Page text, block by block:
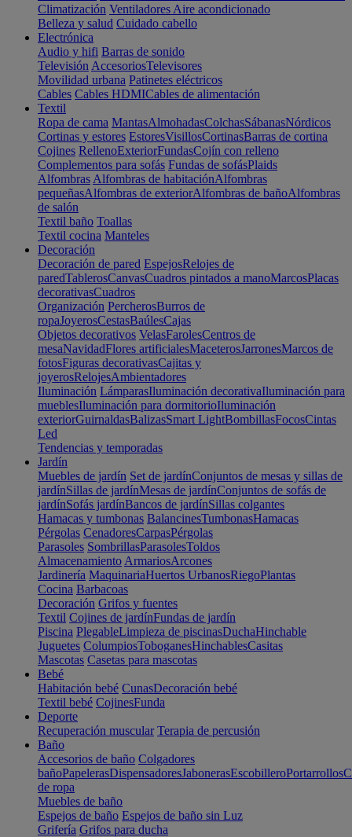
Climatización Ventiladores Aire acondicionado
Belleza y salud Cuidado cabello
Electrónica
Audio y hifi Barras de sonido
Televisión AccesoriosTelevisores
Movilidad urbana Patinetes eléctricos
Cables Cables HDMICables de alimentación
Textil
Ropa de cama MantasAlmohadasColchasSábanasNórdicos
Cortinas y estores EstoresVisillosCortinasBarras de cortina
Cojines RellenoExteriorFundasCojín con relleno
Complementos para sofás Fundas de sofásPlaids
Alfombras Alfombras de habitaciónAlfombras
pequeñasAlfombras de exteriorAlfombras de bañoAlfombras
de salón
Textil baño Toallas
Textil cocina Manteles
Decoración
Decoración de pared EspejosRelojes de
paredTablerosCanvasCuadros pintados a manoMarcosPlacas
decorativasCuadros
Organización PercherosBurros de
ropaJoyerosCestasBaúlesCajas
Objetos decorativos VelasFarolesCentros de
mesaNavidadFlores artificialesMaceterosJarronesMarcos de
fotosFiguras decorativasCajitas y
joyerosRelojesAmbientadores
Iluminación LámparasIluminación decorativaIluminación para
mueblesIluminación para dormitorioIluminación
exteriorGuirnaldasBalizasSmart LightBombillasFocosCintas
Led
Tendencias y temporadas
Jardín
Muebles de jardín Set de jardínConjuntos de mesas y sillas de
jardínSillas de jardínMesas de jardínConjuntos de sofás de
jardínSofás jardínBancos de jardínSillas colgantes
Hamacas y tumbonas BalancinesTumbonasHamacas
Pérgolas CenadoresCarpasPérgolas
Parasoles SombrillasParasolesToldos
Almacenamiento ArmariosArcones
Jardinería MaquinariaHuertos UrbanosRiegoPlantas
Cocina Barbacoas
Decoración Grifos y fuentes
Textil Cojines de jardínFundas de jardín
Piscina PlegableLimpieza de piscinasDuchaHinchable
Juguetes ColumpiosToboganesHinchablesCasitas
Mascotas Casetas para mascotas
Bebé
Habitación bebé CunasDecoración bebé
Textil bebé CojinesFunda
Deporte
Recuperación muscular Terapia de percusión
Baño
Accesorios de baño Colgadores
bañoPapelerasDispensadoresJabonerasEscobilleroPortarrollos
de ropa
Muebles de baño
Espejos de baño Espejos de baño sin Luz
Grifería Grifos para ducha